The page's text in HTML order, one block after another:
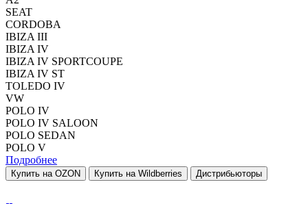
SEAT
CORDOBA
IBIZA III
IBIZA IV
IBIZA IV SPORTCOUPE
IBIZA IV ST
TOLEDO IV
VW
POLO IV
POLO IV SALOON
POLO SEDAN
POLO V
Подробнее
Купить на OZON Купить на Wildberries Дистрибьюторы